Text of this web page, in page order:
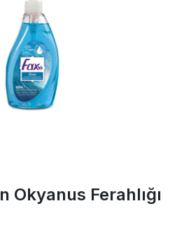
Okyanus Ferahlığı